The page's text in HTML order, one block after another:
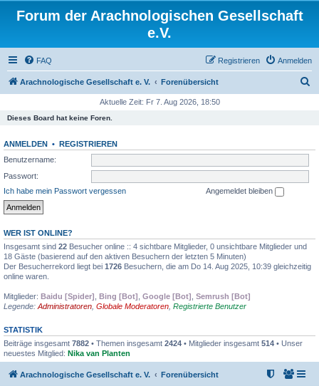
Forum der Arachnologischen Gesellschaft
e.V.
FAQ Anmelden
Registrieren
Arachnologische Gesellschaft e. V. Forenübersicht
e
Aktuelle Zeit: Fr 7. Aug 2026, 18:50
Dieses Board hat keine Foren.
ANMELDEN • REGISTRIEREN
Benutzername:
Passwort:
Ich habe mein Passwort vergessen
Angemeldet bleiben
WER IST ONLINE?
Insgesamt sind 22 Besucher online :: 4 sichtbare Mitglieder, 0 unsichtbare Mitglieder und
18 Gäste (basierend auf den aktiven Besuchern der letzten 5 Minuten)
Der Besucherrekord liegt bei 1726 Besuchern, die am Do 14. Aug 2025, 10:39 gleichzeitig
online waren.
Mitglieder: Baidu [Spider] Bing [Bot] Google [Bot] Semrush [Bot]
Legende: Administratoren Globale Moderatoren Registrierte Benutzer
STATISTIK
Beiträge insgesamt 7882 • Themen insgesamt 2424 • Mitglieder insgesamt 514 • Unser
neuestes Mitglied: Nika van Planten
Arachnologische Gesellschaft e. V. Forenübersicht